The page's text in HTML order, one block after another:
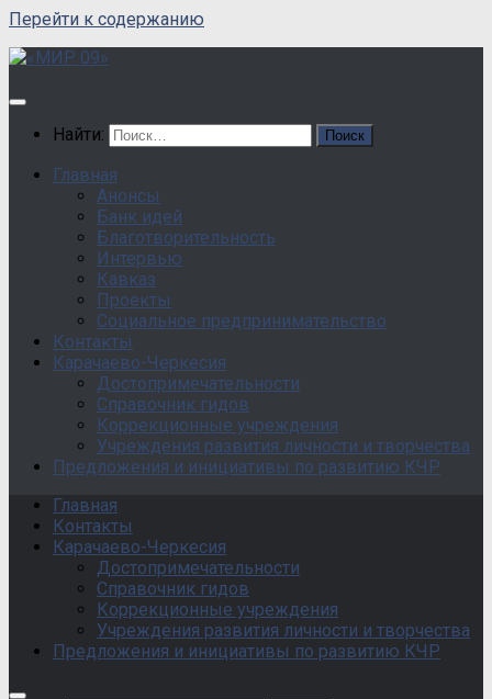
Перейти к содержанию
Найти:
Главная
Анонсы
Банк идей
Благотворительность
Интервью
Кавказ
Проекты
Социальное предпринимательство
Контакты
Карачаево-Черкесия
Достопримечательности
Справочник гидов
Коррекционные учреждения
Учреждения развития личности и творчества
Предложения и инициативы по развитию КЧР
Главная
Контакты
Карачаево-Черкесия
Достопримечательности
Справочник гидов
Коррекционные учреждения
Учреждения развития личности и творчества
Предложения и инициативы по развитию КЧР